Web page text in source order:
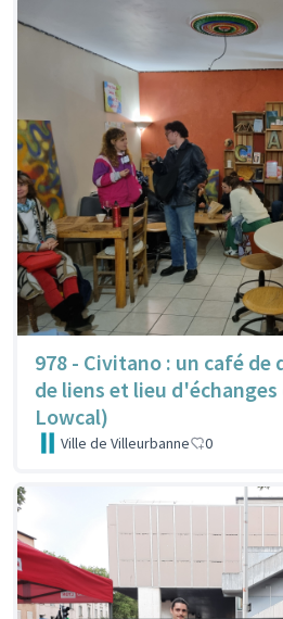
978 - Civitano : un café
de liens et lieu d'échanges
Lowcal)
Ville de Villeurbanne 0